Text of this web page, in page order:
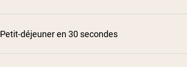
Petit-déjeuner en 30 secondes